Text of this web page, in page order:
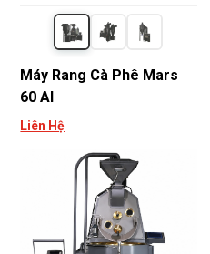
Máy Rang Cà Phê Mars
60 AI
Liên Hệ